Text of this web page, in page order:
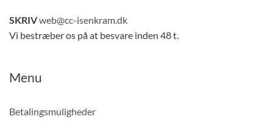
SKRIVweb@cc-isenkram.dk
Vi bestræber os på at besvare inden 48 t.
Menu
Betalingsmuligheder